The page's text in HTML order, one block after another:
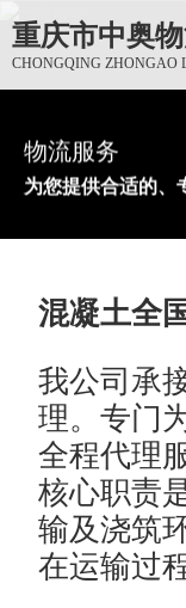
重庆市中奥
CHONGQING ZHONGAO
物流服务
为您提供合适的、
物流服务
为您提供合适的、
物流服务
为您提供合适的、
混凝土全
我公司承
理。专门
全程代理
核心职责
输及浇筑
在运输过